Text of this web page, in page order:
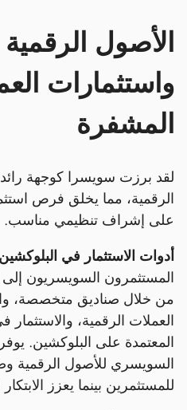
الأصول الرقمية
واستثمارات
المشفرة
لقد برزت سويسرا كوجهة
الرقمية، مما يخلق فرص
على إشراف تنظيمي مناسب.
أدوات الاستثمار في
المستثمرون السويسريون إلى
من خلال صناديق متخصصة،
العملات الرقمية،
المعتمدة على البلوكشين.
السويسري للأصول الرقمية
للمستثمرين بينما يعزز